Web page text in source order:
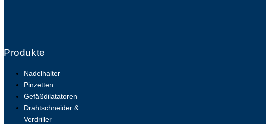
Produkte
Nadelhalter
Pinzetten
Gefäßdilatatoren
Drahtschneider &
Verdriller